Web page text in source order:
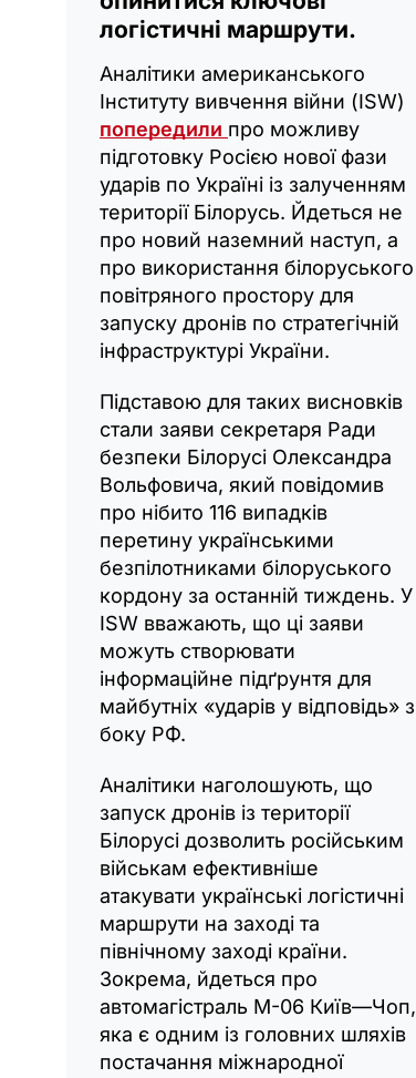
логістичні маршрути.
Аналітики американського
Інституту вивчення війни (ISW)
попередили про можливу
підготовку Росією нової фази
ударів по Україні із залученням
території Білорусь. Йдеться не
про новий наземний наступ, а
про використання білоруського
повітряного простору для
запуску дронів по стратегічній
інфраструктурі України.
Підставою для таких висновків
стали заяви секретаря Ради
безпеки Білорусі Олександра
Вольфовича, який повідомив
про нібито 116 випадків
перетину українськими
безпілотниками білоруського
кордону за останній тиждень. У
ISW вважають, що ці заяви
можуть створювати
інформаційне підґрунтя для
майбутніх «ударів у відповідь» з
боку РФ.
Аналітики наголошують, що
запуск дронів із території
Білорусі дозволить російським
військам ефективніше
атакувати українські логістичні
маршрути на заході та
північному заході країни.
Зокрема, йдеться про
автомагістраль М-06 Київ—Чоп,
яка є одним із головних шляхів
постачання міжнародної